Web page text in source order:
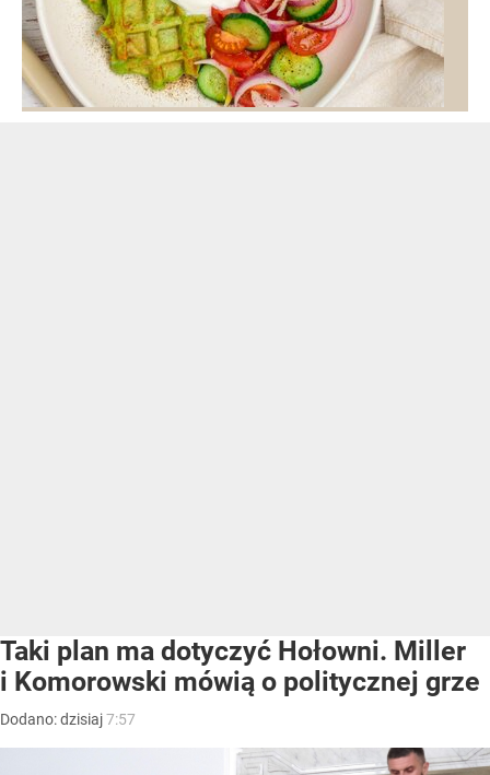
Taki plan ma dotyczyć Hołowni. Miller
i Komorowski mówią o politycznej grze
Dodano:dzisiaj7:57